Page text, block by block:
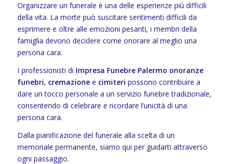
Organizzare un funerale è una delle esperienze più difficili
della vita. La morte può suscitare sentimenti difficili da
esprimere e oltre alle emozioni pesanti, i membri della
famiglia devono decidere come onorare al meglio una
persona cara.
I professionisti di Impresa Funebre Palermo onoranze
funebri, cremazionee cimiteri possono contribuire a
dare un tocco personale a un servizio funebre tradizionale,
consentendo di celebrare e ricordare l’unicità di una
persona cara.
Dalla pianificazione del funerale alla scelta di un
memoriale permanente, siamo qui per guidarti attraverso
ogni passaggio.